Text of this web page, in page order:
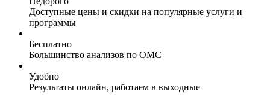
Доступные цены и скидки на популярные услуги и
программы
Бесплатно
Большинство анализов по ОМС
Удобно
Результаты онлайн, работаем в выходные